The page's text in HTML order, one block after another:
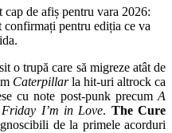
de afiș pentru vara 2026:
pentru ediția ce va
o trupă care să migreze atât de
Caterpillarla hit-uri altrock ca
cu note post-punk precumA
Friday I’m in Love. The Cure
de la primele acorduri